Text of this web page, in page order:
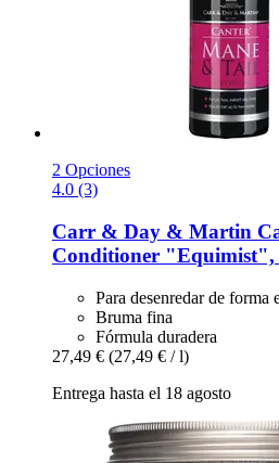
2 Opciones
4.0 (3)
Carr & Day & Martin
Conditioner "Equimist",
Para desenredar de forma
Bruma fina
Fórmula duradera
27,49 € (27,49 € / l)
Entrega hasta el 18 agosto